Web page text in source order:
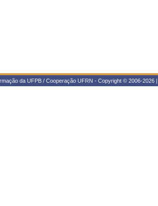
da UFPB / Cooperação UFRN - Copyright © 2006-